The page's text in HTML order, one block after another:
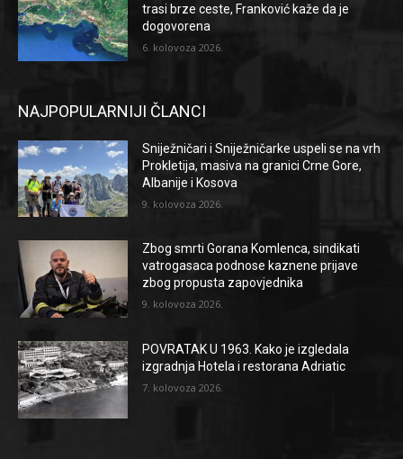
trasi brze ceste, Franković kaže da je
dogovorena
6. kolovoza 2026.
NAJPOPULARNIJI ČLANCI
Sniježničari i Sniježničarke uspeli se na vrh
Prokletija, masiva na granici Crne Gore,
Albanije i Kosova
9. kolovoza 2026.
Zbog smrti Gorana Komlenca, sindikati
vatrogasaca podnose kaznene prijave
zbog propusta zapovjednika
9. kolovoza 2026.
POVRATAK U 1963. Kako je izgledala
izgradnja Hotela i restorana Adriatic
7. kolovoza 2026.